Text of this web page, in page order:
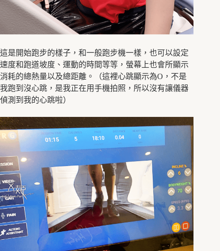
這是開始跑步的樣子，和一般跑步機一樣，也可以設定
速度和跑道坡度、運動的時間等等，螢幕上也會所顯示
消耗的總熱量以及總距離。（這裡心跳顯示為O，不是
我跑到沒心跳，是我正在用手機拍照，所以沒有讓儀器
偵測到我的心跳啦）